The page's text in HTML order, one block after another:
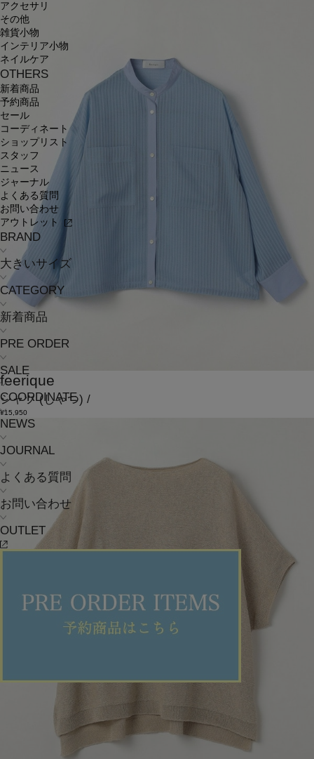
アクセサリ
その他
雑貨小物
インテリア小物
ネイルケア
OTHERS
新着商品
予約商品
セール
コーディネート
ショップリスト
スタッフ
ニュース
ジャーナル
よくある質問
お問い合わせ
アウトレット
BRAND
大きいサイズ
CATEGORY
新着商品
PRE ORDER
SALE
COORDINATE
NEWS
JOURNAL
よくある質問
お問い合わせ
OUTLET
feerique
シャツ(しゃつ) /
¥15,950